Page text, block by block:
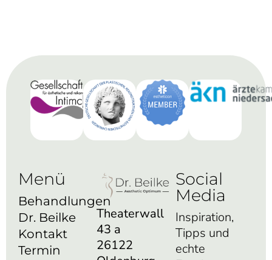
Menü
Behandlungen
Dr. Beilke
Kontakt
Termin
Theaterwall
43 a
26122
Social
Media
Inspiration,
Tipps und
echte